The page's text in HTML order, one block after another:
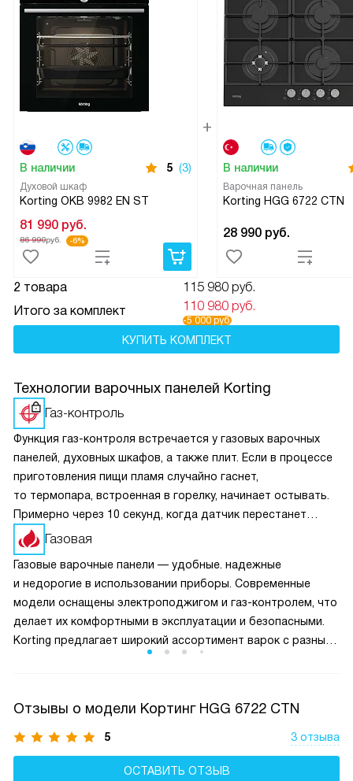
В наличии 5 (3)
Духовой шкаф
Korting OKB 9982 EN ST
81 990 руб.
86 990руб. -6%
В наличии
Варочная панель
Korting HGG 6722 CTN
28 990 руб.
2 товара
115 980 руб.
Итого за комплект
110 980 руб.
-5 000 руб.
КУПИТЬ КОМПЛЕКТ
Технологии варочных панелей Korting
Газ-контроль
Функция газ-контроля встречается у газовых варочных
панелей, духовных шкафов, а также плит. Если в процессе
приготовления пищи пламя случайно гаснет,
то термопара, встроенная в горелку, начинает остывать.
Примерно через 10 секунд, когда датчик перестанет
получать сигнал о нагреве, перекроется подача топлива.
Это предотвращает возможную утечку газа.
Газовая
Газовые варочные панели — удобные. надежные
и недорогие в использовании приборы. Современные
модели оснащены электроподжигом и газ-контролем, что
делает их комфортными в эксплуатации и безопасными.
Korting предлагает широкий ассортимент варок с разным
Отзывы о модели Кортинг HGG 6722 CTN
5 3 отзыва
ОСТАВИТЬ ОТЗЫВ